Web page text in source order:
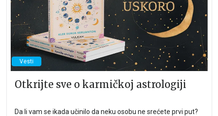
Vesti
Otkrijte sve o karmičkoj astrologiji
Da li vam se ikada učinilo da neku osobu ne srećete prvi put?